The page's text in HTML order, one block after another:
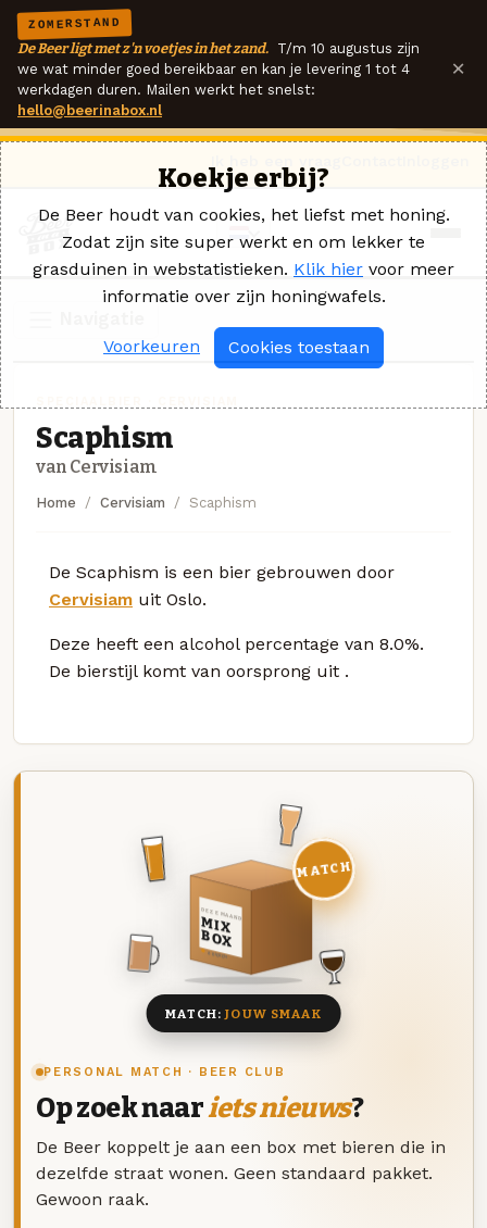
ZOMERSTAND
De Beer ligt met z'n voetjes in het zand. T/m 10 augustus zijn
we wat minder goed bereikbaar en kan je levering 1 tot 4
werkdagen duren. Mailen werkt het snelst:
hello@beerinabox.nl
×
Scaphism
van Cervisiam
Home Cervisiam Scaphism
De Scaphism is een bier gebrouwen door
Cervisiam uit Oslo.
Deze heeft een alcohol percentage van 8.0%.
De bierstijl komt van oorsprong uit .
PERSONAL MATCH · BEER CLUB
Op zoek naariets nieuws?
De Beer koppelt je aan een box met bieren die in
dezelfde straat wonen. Geen standaard pakket.
Gewoon raak.
DEZE MAAND
MIX
BOX
8 BIEREN
MATCH
MATCH:JOUW SMAAK
Koekje erbij?
De Beer houdt van cookies, het liefst met honing.
Zodat zijn site super werkt en om lekker te
grasduinen in webstatistieken. Klik hier voor meer
informatie over zijn honingwafels.
Voorkeuren Cookies toestaan